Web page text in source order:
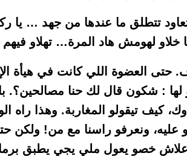
تتطلق ما عندها من جهد … يا
لهومش هاد المرة… تهلاو
حتى العضوة اللي كانت في هيأة
لها : شكون قال لك حنا مصالحين؟.
كيف تيقولو المغاربة. وهذا راه
عليه، ونعرفو راسنا مع من! ولكن
وعلاش خصو يعول ملي يجي يطبق